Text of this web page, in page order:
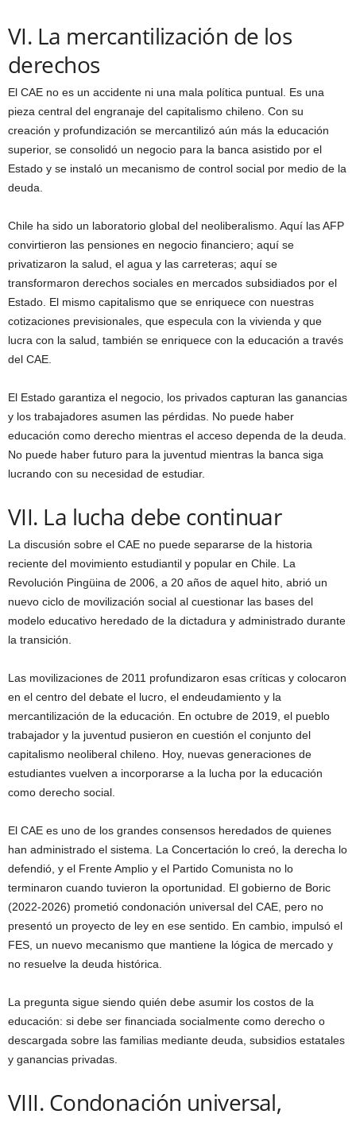
VI. La mercantilización de los
derechos
El CAE no es un accidente ni una mala política puntual. Es una
pieza central del engranaje del capitalismo chileno. Con su
creación y profundización se mercantilizó aún más la educación
superior, se consolidó un negocio para la banca asistido por el
Estado y se instaló un mecanismo de control social por medio de la
deuda.
Chile ha sido un laboratorio global del neoliberalismo. Aquí las AFP
convirtieron las pensiones en negocio financiero; aquí se
privatizaron la salud, el agua y las carreteras; aquí se
transformaron derechos sociales en mercados subsidiados por el
Estado. El mismo capitalismo que se enriquece con nuestras
cotizaciones previsionales, que especula con la vivienda y que
lucra con la salud, también se enriquece con la educación a través
del CAE.
El Estado garantiza el negocio, los privados capturan las ganancias
y los trabajadores asumen las pérdidas. No puede haber
educación como derecho mientras el acceso dependa de la deuda.
No puede haber futuro para la juventud mientras la banca siga
lucrando con su necesidad de estudiar.
VII. La lucha debe continuar
La discusión sobre el CAE no puede separarse de la historia
reciente del movimiento estudiantil y popular en Chile. La
Revolución Pingüina de 2006, a 20 años de aquel hito, abrió un
nuevo ciclo de movilización social al cuestionar las bases del
modelo educativo heredado de la dictadura y administrado durante
la transición.
Las movilizaciones de 2011 profundizaron esas críticas y colocaron
en el centro del debate el lucro, el endeudamiento y la
mercantilización de la educación. En octubre de 2019, el pueblo
trabajador y la juventud pusieron en cuestión el conjunto del
capitalismo neoliberal chileno. Hoy, nuevas generaciones de
estudiantes vuelven a incorporarse a la lucha por la educación
como derecho social.
El CAE es uno de los grandes consensos heredados de quienes
han administrado el sistema. La Concertación lo creó, la derecha lo
defendió, y el Frente Amplio y el Partido Comunista no lo
terminaron cuando tuvieron la oportunidad. El gobierno de Boric
(2022-2026) prometió condonación universal del CAE, pero no
presentó un proyecto de ley en ese sentido. En cambio, impulsó el
FES, un nuevo mecanismo que mantiene la lógica de mercado y
no resuelve la deuda histórica.
La pregunta sigue siendo quién debe asumir los costos de la
educación: si debe ser financiada socialmente como derecho o
descargada sobre las familias mediante deuda, subsidios estatales
y ganancias privadas.
VIII. Condonación universal,